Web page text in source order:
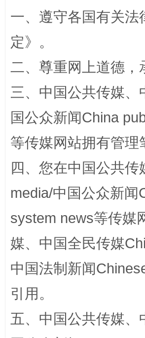
漫山遍野的桃花与雪山、麦地、白藏房
一、遵守各国有关
定》。
二、尊重网上道德，
三、中国公共传媒
国公众新闻China
等传媒网站拥有管
四、您在中国公共
media/中国公众新
system news等传媒
媒、中国全民传媒
中国法制新闻
引用。
五、中国公共传媒